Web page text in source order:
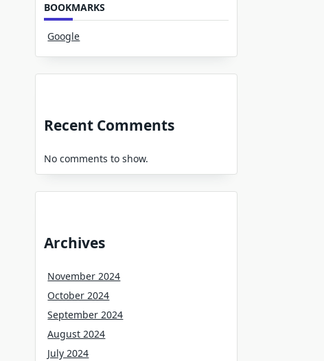
BOOKMARKS
Google
Recent Comments
No comments to show.
Archives
November 2024
October 2024
September 2024
August 2024
July 2024